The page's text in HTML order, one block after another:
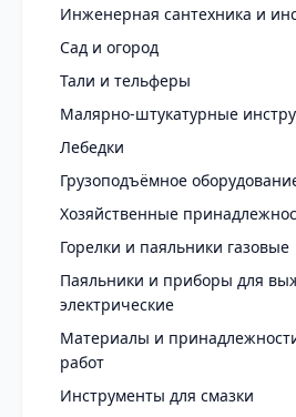
Инженерная сантехника и
Сад и огород
Тали и тельферы
Малярно-штукатурные
Лебедки
Грузоподъёмное
Хозяйственные
Горелки и паяльники газовые
Паяльники и приборы для
электрические
Материалы и
работ
Инструменты для смазки